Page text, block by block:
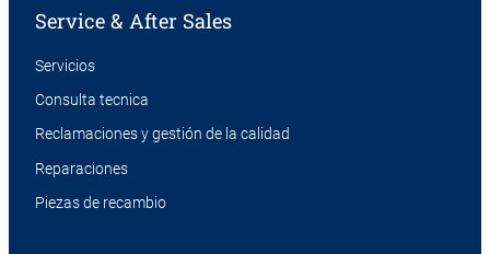
Service & After Sales
Servicios
Consulta tecnica
Reclamaciones y gestión de la calidad
Reparaciones
Piezas de recambio